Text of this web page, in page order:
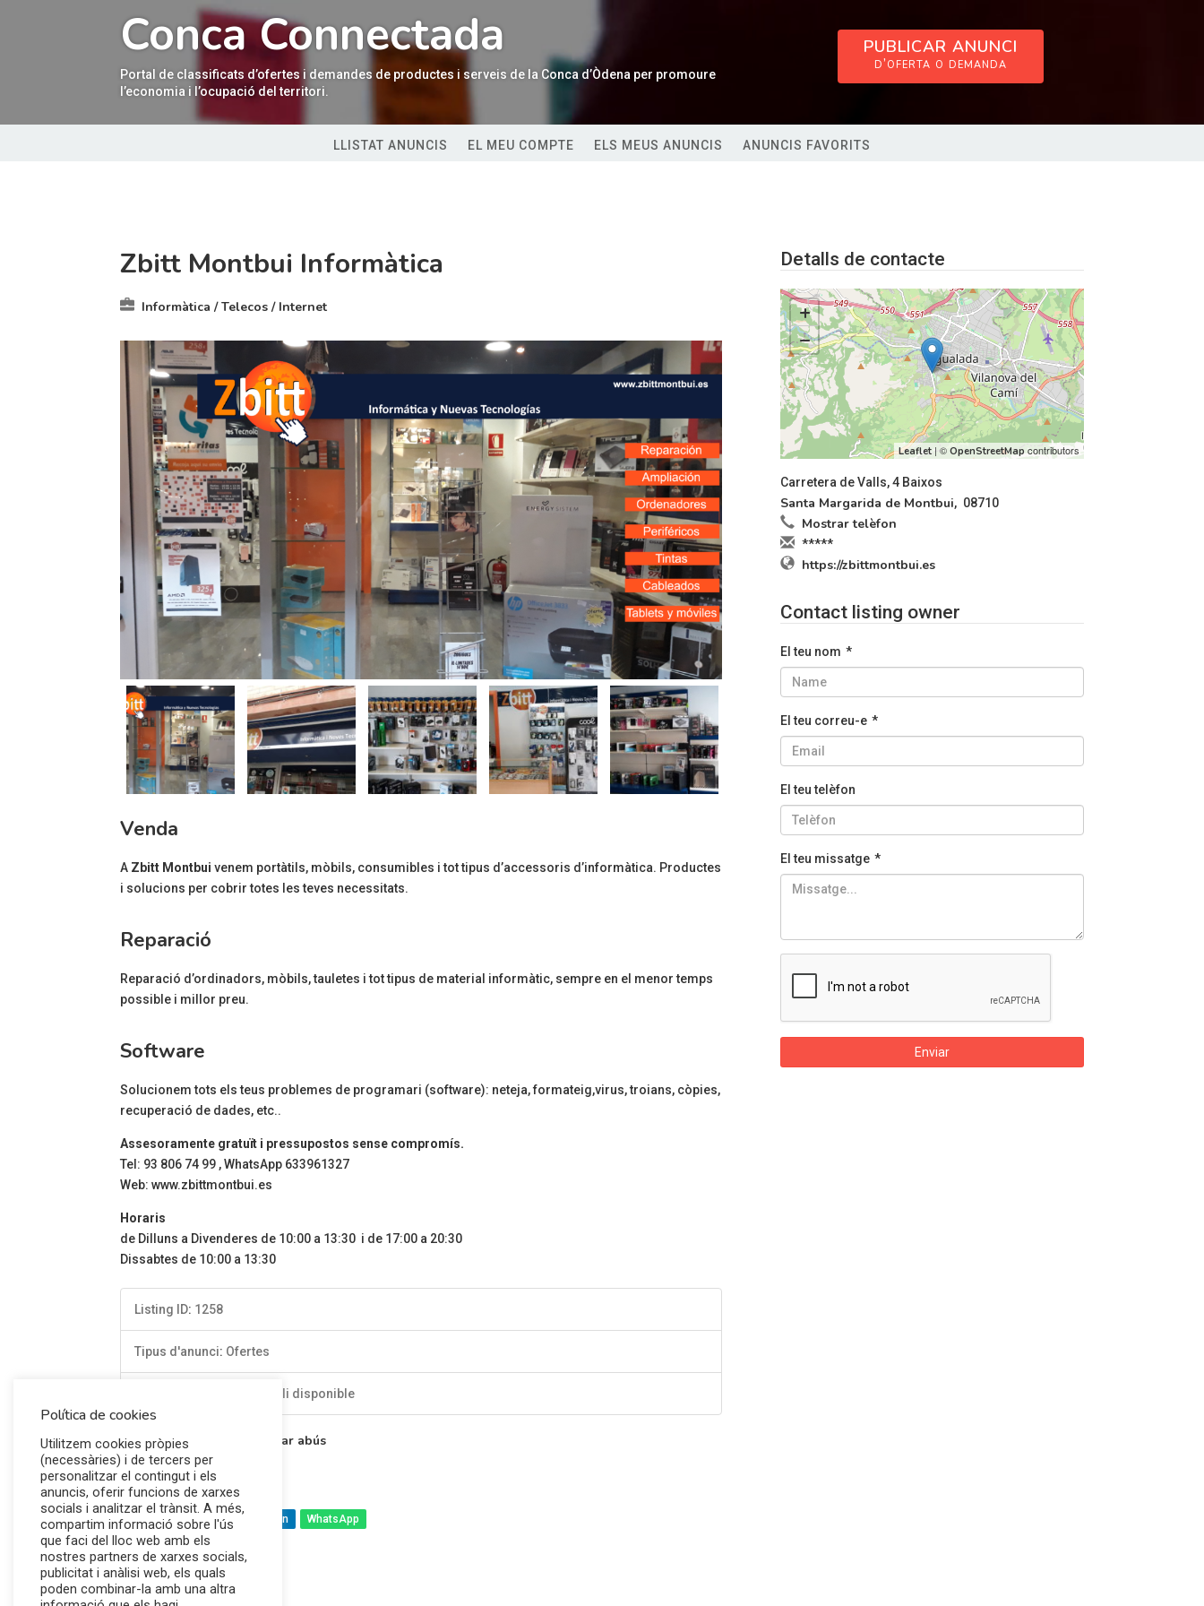
Conca Connectada
Portal de classificats d’ofertes i demandes de productes i serveis de la Conca d’Òdena per promoure
l’economia i l’ocupació del territori.
PUBLICAR ANUNCI
d’oferta o demanda
LLISTAT ANUNCIS EL MEU COMPTE ELS MEUS ANUNCIS ANUNCIS FAVORITS
Zbitt Montbui Informàtica
Informàtica / Telecos / Internet
Venda
A Zbitt Montbui venem portàtils, mòbils, consumibles i tot tipus d’accessoris d’informàtica. Productes
i solucions per cobrir totes les teves necessitats.
Reparació
Reparació d’ordinadors, mòbils, tauletes i tot tipus de material informàtic, sempre en el menor temps
possible i millor preu.
Software
Solucionem tots els teus problemes de programari (software): neteja, formateig,virus, troians, còpies,
recuperació de dades, etc..
Assesoramente gratuït i pressupostos sense compromís.
Tel: 93 806 74 99 , WhatsApp 633961327
Web: www.zbittmontbui.es
Horaris
de Dilluns a Divenderes de 10:00 a 13:30 i de 17:00 a 20:30
Dissabtes de 10:00 a 13:30
Listing ID: 1258
Tipus d'anunci: Ofertes
Servei a domicili disponible
Afegir a favorits Reportar abús
Detalls de contacte
+
−
Leaflet| © OpenStreetMapcontributors
Carretera de Valls, 4 Baixos
Santa Margarida de Montbui, 08710
Mostrar telèfon
*****
https://zbittmontbui.es
Contact listing owner
El teu nom *
El teu correu-e *
El teu telèfon
El teu missatge *
Enviar
Facebook Twitter Linkedin WhatsApp
Política de cookies
Utilitzem cookies pròpies
(necessàries) i de tercers per
personalitzar el contingut i els
anuncis, oferir funcions de xarxes
socials i analitzar el trànsit. A més,
compartim informació sobre l'ús
que faci del lloc web amb els
nostres partners de xarxes socials,
publicitat i anàlisi web, els quals
poden combinar-la amb una altra